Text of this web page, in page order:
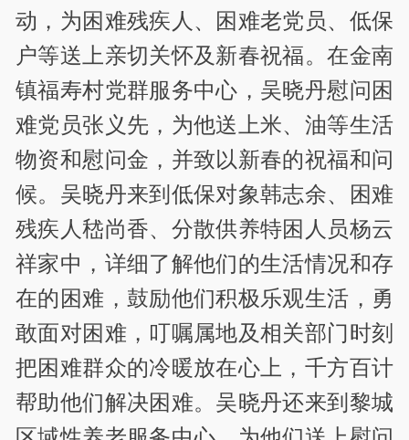
动，为困难残疾人、困难老党员、低保
户等送上亲切关怀及新春祝福。在金南
镇福寿村党群服务中心，吴晓丹慰问困
难党员张义先，为他送上米、油等生活
物资和慰问金，并致以新春的祝福和问
候。吴晓丹来到低保对象韩志余、困难
残疾人嵇尚香、分散供养特困人员杨云
祥家中，详细了解他们的生活情况和存
在的困难，鼓励他们积极乐观生活，勇
敢面对困难，叮嘱属地及相关部门时刻
把困难群众的冷暖放在心上，千方百计
帮助他们解决困难。吴晓丹还来到黎城